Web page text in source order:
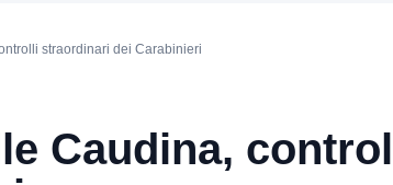
straordinari dei Carabinieri
Caudina,